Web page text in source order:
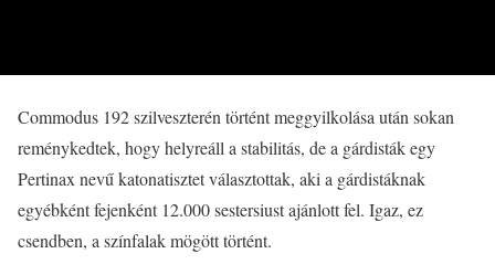
Commodus 192 szilveszterén történt meggyilkolása után sokan
reménykedtek, hogy helyreáll a stabilitás, de a gárdisták egy
Pertinax nevű katonatisztet választottak, aki a gárdistáknak
egyébként fejenként 12.000 sestersiust ajánlott fel. Igaz, ez
csendben, a színfalak mögött történt.